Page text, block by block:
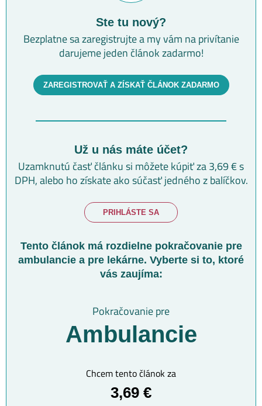
Ste tu nový?
Bezplatne sa zaregistrujte a my vám na privítanie
darujeme jeden článok zadarmo!
ZAREGISTROVAŤ A ZÍSKAŤ ČLÁNOK ZADARMO
Už u nás máte účet?
Uzamknutú časť článku si môžete kúpiť za 3,69 € s
DPH,alebo ho získate ako súčasť jedného z balíčkov.
PRIHLÁSTE SA
Tento článok má rozdielne pokračovanie pre
ambulancie a pre lekárne. Vyberte si to, ktoré
vás zaujíma:
Pokračovanie pre
Ambulancie
Chcem tento článok za
3,69 €